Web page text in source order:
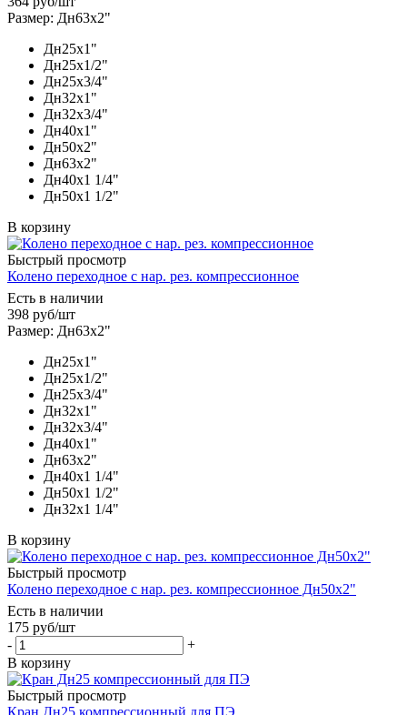
Размер: Дн63х2"
Дн25х1"
Дн25х1/2"
Дн25х3/4"
Дн32х1"
Дн32х3/4"
Дн40х1"
Дн50х2"
Дн63х2"
Дн40х1 1/4"
Дн50х1 1/2"
В корзину
Быстрый просмотр
Колено переходное c нар. рез. компрессионное
Есть в наличии
398 руб/шт
Размер: Дн63х2"
Дн25х1"
Дн25х1/2"
Дн25х3/4"
Дн32х1"
Дн32х3/4"
Дн40х1"
Дн63х2"
Дн40х1 1/4"
Дн50х1 1/2"
Дн32х1 1/4"
В корзину
Быстрый просмотр
Колено переходное c нар. рез. компрессионное Дн50х2"
Есть в наличии
175 руб/шт
-
+
В корзину
Быстрый просмотр
Кран Дн25 компрессионный для ПЭ